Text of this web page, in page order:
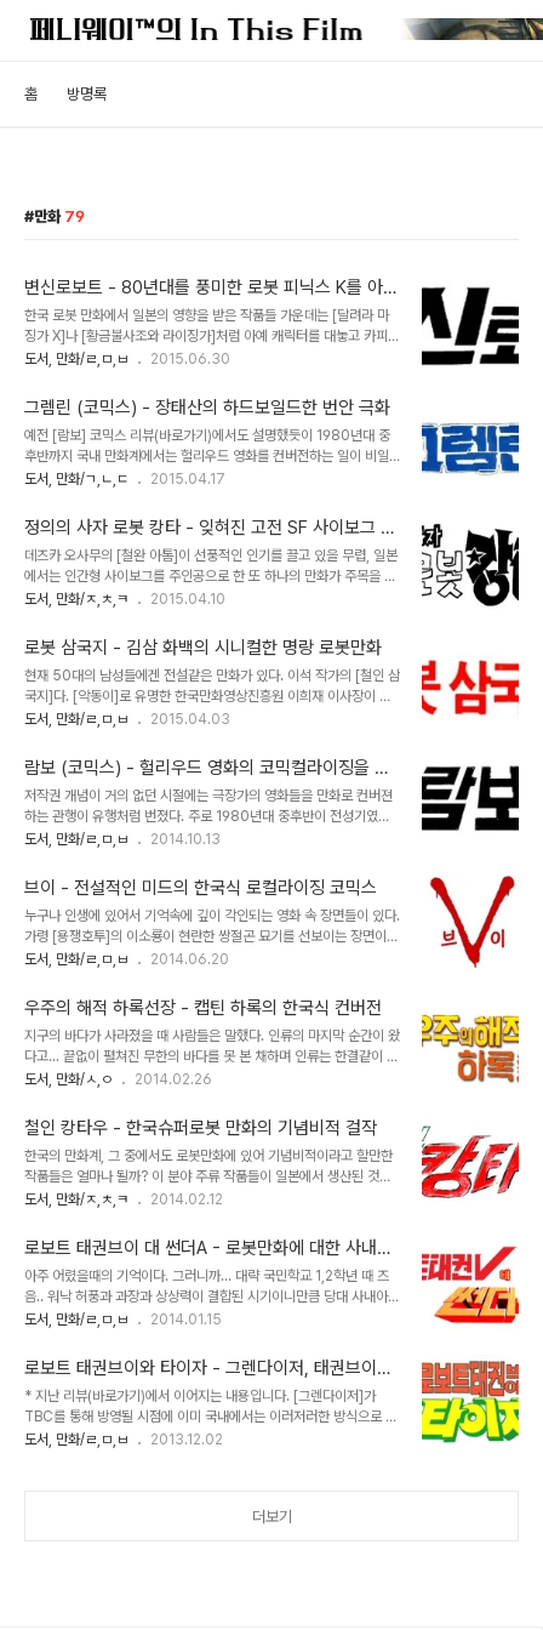
홈 방명록
만화 79
변신로보트 - 80년대를 풍미한 로봇 피닉스 K를 아십
니까?
한국 로봇 만화에서 일본의 영향을 받은 작품들 가운데는 [달려라 마
징가 X]나 [황금불사조와 라이징가]처럼 아예 캐릭터를 대놓고 카피한
것이 있는가 하면, 일본 메카닉을 토대로 이를 변용해 나름의 리폼을
다 바람직 한 것은 아니나 후자의 경우 모방에서 오는 키치적 재미를
발견할 수 있다는 측면에서 접근해야 할 필요가 있다고 본다. 그 대표
적인 예로서 1980년대 초중반을 풍미했던 김은기 작가의 [변신로보
트]가 있다. 우선 이 작품은 현대코믹스 레이블의 대표적인 로봇 만화
로서 다수의 시리즈를 양산한 바 있는데, 1편에 해당하는 작품의 표지
다 -_-;;; 문제는 이 작품의 등..
도서, 만화/ㄹ,ㅁ,ㅂ 2015.06.30
그렘린 (코믹스) - 장태산의 하드보일드한 번안 극화
예전 [람보] 코믹스 리뷰(바로가기)에서도 설명했듯이 1980년대 중
후반까지 국내 만화계에서는 헐리우드 영화를 컨버전하는 일이 비일
비재했다. 저작권 측면에서는 떳떳하지 못한 점이 있으나 작가의 재해
에게 인기를 끌었던 하위 문화의 일부였다. 사실 이런 번안물의 특징
중 하나는 작가에 의해 원작 영화와는 다른 결말을 가지거나 작품의 분
위기가 매우 다른 측면이 있기 때문에 영화를 이미 감상한 입장에서도
비교해서 보는 재미를 주곤 했다. 게다가 작가군이 김형배나 박동파 화
백 같은 당대의 내노라 하는 실력파 만화가들이 번안활동을 하던 시기
운 사나이], [나간다 용호취]로 인기를 끌..
도서, 만화/ㄱ,ㄴ,ㄷ 2015.04.17
정의의 사자 로봇 캉타 - 잊혀진 고전 SF 사이보그 에
이스 (개조인간 에스)
데즈카 오사무의 [철완 아톰]이 선풍적인 인기를 끌고 있을 무렵, 일본
에서는 인간형 사이보그를 주인공으로 한 또 하나의 만화가 주목을 받
게 된다. 바로 원작자 히라이 카즈마사와 만화가 구와타 지로의 공동작
트맨]은 그 해 11월부터 TV로 방영되어 [철완 아톰]에 필적할만한 히
트를 기록한다. 어떤 얼굴로도 변신 가능한 인조피부, 투시능력을 가진
전자렌즈. 초음파를 감지하는 귀, 무엇보다 담배형 에너지 충전장치로
체내 원자로를 가동시키는 원리는 무척 파격적인 설정이었다. [에이트
맨]은 [철완 아톰], [철인 28호]와 더불어 일본 만화계에서는 사이보
국에서는 1976년부터 소..
도서, 만화/ㅈ,ㅊ,ㅋ 2015.04.10
로봇 삼국지 - 김삼 화백의 시니컬한 명랑 로봇만화
현재 50대의 남성들에겐 전설같은 만화가 있다. 이석 작가의 [철인 삼
국지]다. [악동이]로 유명한 한국만화영상진흥원 이희재 이사장이 한
잡지의 공모전에서 2등으로 당선되어 이정문 화백의 문하생으로 들어
서는 대단한 인기작이었다. 그런데 이종진 작가의 [철인 28호]나 김산
호 화백의 [라이파이] 같이 당대 초히트를 기록한 작품들이 드문드문
개인 소장가들의 서가에 남아있는 것과는 대조적으로 [철인 삼국지]는
가히 '전설의 고향'급으로 그 실체가 무형문화재 수준이다. 왜일까.
1972년에 발생한 정모군 자살사건이 그 원인일게다. 만화계의 분서
자인 정모군이 평소 '장비'가 죽은..
도서, 만화/ㄹ,ㅁ,ㅂ 2015.04.03
람보 (코믹스) - 헐리우드 영화의 코믹컬라이징을 추
억하며
저작권 개념이 거의 없던 시절에는 극장가의 영화들을 만화로 컨버젼
하는 관행이 유행처럼 번졌다. 주로 1980년대 중후반이 전성기였지
만 70년대에도 [대부]가 대본소용 성인만화로 출간되거나 [스타워즈]
컨텐츠만 빌린 것이 아니라 작가들의 작화 실력도 꽤나 수준급이어서
단순한 흑역사로 덮어버리기엔 좀 아까운 부면이 있다. 1980년대에
는 소년 만화지의 성장과 함께 단기 연재방식으로 많은 작가들이 영화
를 원작으로 한 만화를 쏟아내기 시작했다. 김형배 작가는 [인디아나
존스] 1,2편을 그렸고 박동파 작가는 [스타워즈] 에피소드 5,6편을,
기를 누렸다. 당시 극장가가 ..
도서, 만화/ㄹ,ㅁ,ㅂ 2014.10.13
브이 - 전설적인 미드의 한국식 로컬라이징 코믹스
누구나 인생에 있어서 기억속에 깊이 각인되는 영화 속 장면들이 있다.
가령 [용쟁호투]의 이소룡이 현란한 쌍절곤 묘기를 선보이는 장면이나
[십계]에서 홍해가 갈라지는 장면, 최근에 와서는 [트랜스포머]의 고속
즈 [브이]를 포함시키고 싶다. [브이 V]는 NBC 방송에서 2부작 시리
즈로 제작해 북미지역에서만 35%의 경이적인 시청률을 올린 작품이
다. 이듬해 후속편인 3부작 [브이: 최후의 전투]는 전작을 뛰어넘는 인
기를 모아 전 세계에 [브이] 신드롬을 일으키게 된다. 총 5부작에 달하
는 미니시리즈의 대성공에 고무된 제작진은 아예 이 시리즈를 TV 정
1985년 8월 KBS ..
도서, 만화/ㄹ,ㅁ,ㅂ 2014.06.20
우주의 해적 하록선장 - 캡틴 하록의 한국식 컨버전
지구의 바다가 사라졌을 때 사람들은 말했다. 인류의 마지막 순간이 왔
다고... 끝없이 펼쳐진 무한의 바다를 못 본 채하며 인류는 한결같이 삶
을 포기했다. 그러나 일부는 새로운 인류의 빛나는 미래를 믿고 새로운
사람들은 어리석다며 비웃었다. 끝없는 꿈을 펼쳐 나가는 사나이들 이
것은 그런 시대의 이야기이다. 때는 서기 2977년.... 1970년대 후반
일본의 애니메이션 시장은 바야흐로 로봇들의 각축전이었다. 나가이
고와 다이나믹 프로, 그리고 토에이 동화의 막강한 위세에 더해 신예
선라이즈의 반격으로 더할 나위없이 많은 로봇들의 쏟아져 나왔다. 이
ハーロック]은 [우주전함 야..
도서, 만화/ㅅ,ㅇ 2014.02.26
철인 캉타우 - 한국슈퍼로봇 만화의 기념비적 걸작
한국의 만화계, 그 중에서도 로봇만화에 있어 기념비적이라고 할만한
작품들은 얼마나 될까? 이 분야 주류 작품들이 일본에서 생산된 것이
다보니 무분별한 캐릭터 표절과 베끼기 관행에 물들어 오늘날까지 제
로보트 태권브이 조형물 프로젝트가 발표되었다가 여론의 심한 질타
를 맞아 계획을 철회한 사태는 당시 관행적인 행태의 결과로 인해 우리
문화를 대표할만한 로봇 캐릭터 하나도 떳떳하게 내세우기 힘들다는
사실을 여실히 보여주었다. 또한 고유성 화백의 대표작 [로보트 킹]은
어떠한가. 1990년대까지만해도 한국의 자존심이라고 불릴만큼 토종
[자이언트 로보] OVA가 국내에 암암리에 유입되면서..
도서, 만화/ㅈ,ㅊ,ㅋ 2014.02.12
로보트 태권브이 대 썬더A - 로봇만화에 대한 사내아
이들의 극대화된 욕망
아주 어렸을때의 기억이다. 그러니까... 대략 국민학교 1,2학년 때 즈
음.. 워낙 허풍과 과장과 상상력이 결합된 시기이니만큼 당대 사내아이
들에게 최고의 화두였던 로봇에 대해서도 수많은 허언들이 오고 갔다.
그렌다이저가 서 있다느니 하는 말들 말이다. 그런데 생각해보면 이런
허풍들이 꼭 틀린 것만은 아니었다. 물론 말도 안되는 헛소리이긴 해도
그 근거가 전무했던건 아니라는 얘기다. 우선 나가이 고의 코믹스판
[그렌다이저]의 마지막 에피소드는 그레이트 마징가가 베가성의 친위
대장 바렌도스에게 탈취당하는 내용을 담았다. 과학요새연구소에 있
도서, 만화/ㄹ,ㅁ,ㅂ 2014.01.15
로보트 태권브이와 타이자 - 그렌다이저, 태권브이를
만나다
* 지난 리뷰(바로가기)에서 이어지는 내용입니다. [그렌다이저]가
TBC를 통해 방영될 시점에 이미 국내에서는 이러저러한 방식으로 그
렌다이저 관련 만화들이 속속 들어오고 있었다. 대표적인 작품이 과거
고 있다. TBC방영 이후에는 더 많은 작품들이 쏟아졌는데, 이를테면
도서, 만화/ㄹ,ㅁ,ㅂ 2013.12.02
더보기